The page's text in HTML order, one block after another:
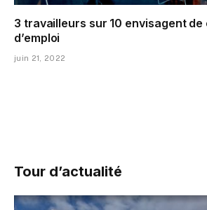
3 travailleurs sur 10 envisagent de
d’emploi
juin 21, 2022
Tour d’actualité